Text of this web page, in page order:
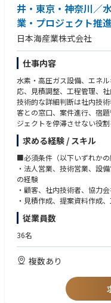
と考えています。
■事業一例
福井国体炬火水素供給設備
富山再エネ水素ステーショ
清水建設金沢支店水素システ
敦賀市新庁舎水素システム ／
都市ガス改質水素発生装置
各地の水素ステーション ／
■関係機関・取引先
経済産業省等の各官公庁、
市、鯖江市）
福井商工会議所、福井大学、
旭化成社、岩谷瓦斯社、エ
社、関西電力社、キリンビ
シ社、村田製作所グループな
井・東京・神奈川／
業・プロジェクト推
日本海産業株式会社
仕事内容
水素・高圧ガス設備、エネ
応、見積調整、工程管理、
技術的な詳細判断は社内技
客との窓口、案件進行、宿
ジェクトを停滞させない役割
■業務内容
・顧客との打合せ、要望整理
・社内技術者、設計担当、
・協力会社、施工会社への見
・見積書、提案資料、工程表
・案件ごとの課題、宿題、
・顧客への進捗報告、追加確
・契約前後の条件整理、抜け
・大型案件におけるPMO的な
・将来的な事業拡大に向け
顧客対応・打合せ 25%
見積・提案資料取りまとめ
求める経験 / スキル
■必須条件（以下いずれかの
・法人営業、技術営業、設
の経験
・顧客、社内技術者、協力
・見積作成、提案資料作成
・技術的な内容を確認しな
・複数の関係者を整理し、案
・設備工事、プラント、エ
関連の営業経験
・施工管理経験を活かして
・技術営業、セールスエン
・見積、原価、粗利、工程
従業員数
36名
複数あり